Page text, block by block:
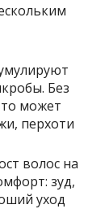
Без
может
перхоти
волос на
зуд,
уход